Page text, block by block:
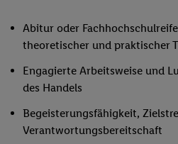
Abitur oder
theoretischer und praktischer
Engagierte Arbeitsweise und
des Handels
Begeisterungsfähigkeit,
Verantwortungsbereitschaft